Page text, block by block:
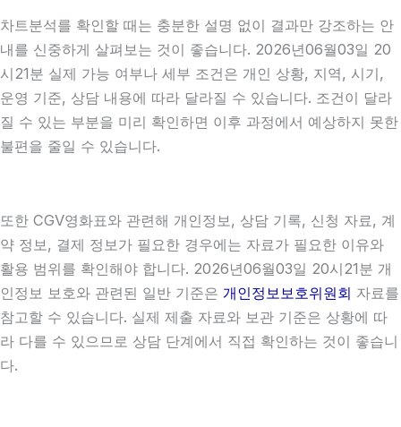
차트분석를 확인할 때는 충분한 설명 없이 결과만 강조하는 안
내를 신중하게 살펴보는 것이 좋습니다. 2026년06월03일 20
시21분 실제 가능 여부나 세부 조건은 개인 상황, 지역, 시기,
운영 기준, 상담 내용에 따라 달라질 수 있습니다. 조건이 달라
질 수 있는 부분을 미리 확인하면 이후 과정에서 예상하지 못한
불편을 줄일 수 있습니다.
또한 CGV영화표와 관련해 개인정보, 상담 기록, 신청 자료, 계
약 정보, 결제 정보가 필요한 경우에는 자료가 필요한 이유와
활용 범위를 확인해야 합니다. 2026년06월03일 20시21분 개
인정보 보호와 관련된 일반 기준은 개인정보보호위원회 자료를
참고할 수 있습니다. 실제 제출 자료와 보관 기준은 상황에 따
라 다를 수 있으므로 상담 단계에서 직접 확인하는 것이 좋습니
다.